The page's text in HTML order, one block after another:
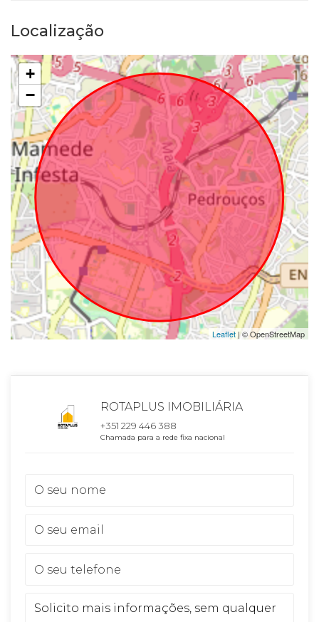
Localização
+
−
Leaflet | © OpenStreetMap
ROTAPLUS IMOBILIÁRIA
+351 229 446 388
Chamada para a rede fixa nacional